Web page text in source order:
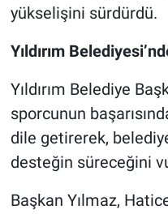
yükselişini sürdürdü.
Yıldırım
Yıldırım Belediye
sporcunun
dile getirerek,
desteğin süreceğini
Başkan Yılmaz,